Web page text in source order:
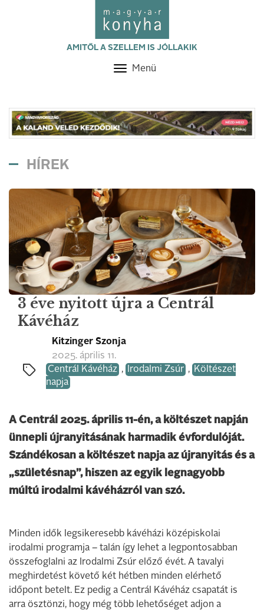
AMITŐL A SZELLEM IS JÓLLAKIK
Toggle
Menü
HÍREK
3 éve nyitott újra a Centrál
Kávéház
Kitzinger Szonja
2025. április 11.
Centrál Kávéház , Irodalmi Zsúr , Költészet
napja
A Centrál 2025. április 11-én, a költészet napján
ünnepli újranyitásának harmadik évfordulóját.
Szándékosan a költészet napja az újranyitás és a
„születésnap”, hiszen az egyik legnagyobb
múltú irodalmi kávéházról van szó.
Minden idők legsikeresebb kávéházi középiskolai
irodalmi programja – talán így lehet a legpontosabban
összefoglalni az Irodalmi Zsúr előző évét. A tavalyi
meghirdetést követő két hétben minden elérhető
időpont betelt. Ez pedig a Centrál Kávéház csapatát is
arra ösztönzi, hogy még több lehetőséget adjon a